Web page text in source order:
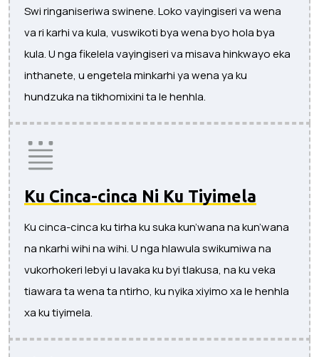
Swi ringaniseriwa swinene. Loko vayingiseri va wena
va ri karhi va kula, vuswikoti bya wena byo hola bya
kula. U nga fikelela vayingiseri va misava hinkwayo eka
inthanete, u engetela minkarhi ya wena ya ku
hundzuka na tikhomixini ta le henhla.
Ku Cinca-cinca Ni Ku Tiyimela
Ku cinca-cinca ku tirha ku suka kun’wana na kun’wana
na nkarhi wihi na wihi. U nga hlawula swikumiwa na
vukorhokeri lebyi u lavaka ku byi tlakusa, na ku veka
tiawara ta wena ta ntirho, ku nyika xiyimo xa le henhla
xa ku tiyimela.